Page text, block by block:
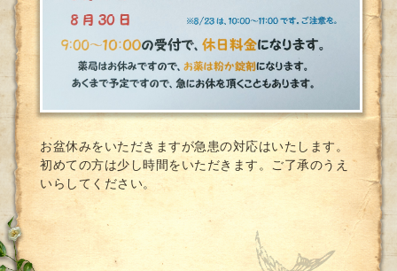
お盆休みをいただきますが急患の対応はいたします。
初めての方は少し時間をいただきます。ご了承のうえ
いらしてください。